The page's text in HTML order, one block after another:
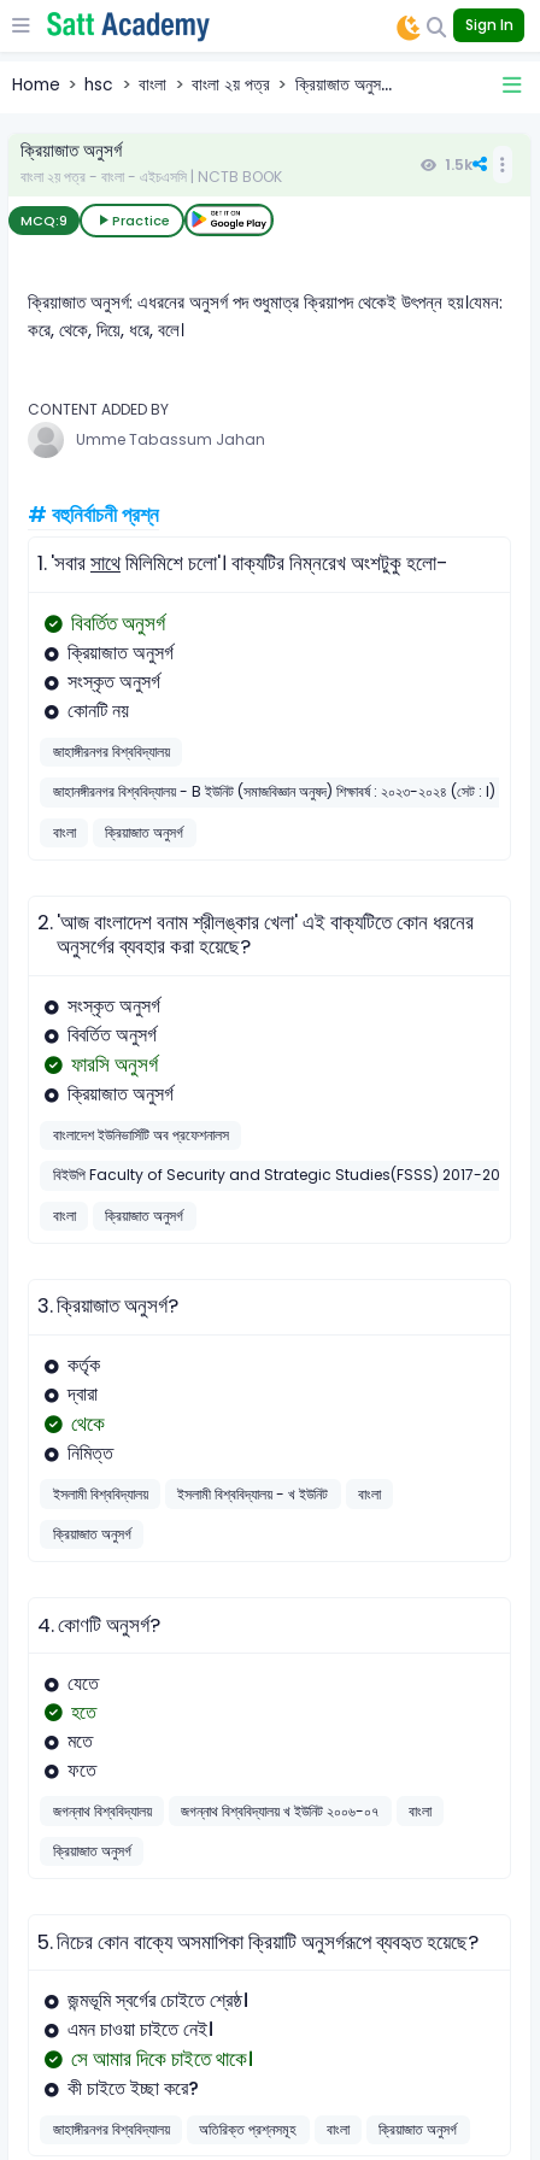
Sign In
Home hsc বাংলা বাংলা ২য় পত্র ক্রিয়াজাত অনুস...
ক্রিয়াজাত অনুসর্গ
বাংলা ২য় পত্র - বাংলা - এইচএসসি | NCTB BOOK
1.5k
MCQ:9 Practice
ক্রিয়াজাত অনুসর্গ: এধরনের অনুসর্গ পদ শুধুমাত্র ক্রিয়াপদ থেকেই উৎপন্ন হয়।যেমন:
করে, থেকে, দিয়ে, ধরে, বলে।
CONTENT ADDED BY
Umme Tabassum Jahan
# বহুনির্বাচনী প্রশ্ন
1.'সবারসাথেমিলিমিশে চলো'। বাক্যটির নিম্নরেখ অংশটুকু হলো-
বিবর্তিত অনুসর্গ
ক্রিয়াজাত অনুসর্গ
সংস্কৃত অনুসর্গ
কোনটি নয়
জাহাঙ্গীরনগর বিশ্ববিদ্যালয়
জাহানঙ্গীরনগর বিশ্ববিদ্যালয় - B ইউনিট (সমাজবিজ্ঞান অনুষদ) শিক্ষাবর্ষ : ২০২৩-২০২৪ (সেট : I)
বাংলা
ক্রিয়াজাত অনুসর্গ
2.'আজ বাংলাদেশ বনাম শ্রীলঙ্কার খেলা' এই বাক্যটিতে কোন ধরনের
অনুসর্গের ব্যবহার করা হয়েছে?
সংস্কৃত অনুসর্গ
বিবর্তিত অনুসর্গ
ফারসি অনুসর্গ
ক্রিয়াজাত অনুসর্গ
বাংলাদেশ ইউনিভার্সিটি অব প্রফেশনালস
বিইউপি Faculty of Security and Strategic Studies(FSSS) 2017-2018
বাংলা
ক্রিয়াজাত অনুসর্গ
3.ক্রিয়াজাত অনুসর্গ?
কর্তৃক
দ্বারা
থেকে
নিমিত্ত
ইসলামী বিশ্ববিদ্যালয় ইসলামী বিশ্ববিদ্যালয় - খ ইউনিট
বাংলা
ক্রিয়াজাত অনুসর্গ
4.কোণটি অনুসর্গ?
যেতে
হতে
মতে
ফতে
জগন্নাথ বিশ্ববিদ্যালয় জগন্নাথ বিশ্ববিদ্যালয় খ ইউনিট ২০০৬-০৭
বাংলা
ক্রিয়াজাত অনুসর্গ
5.নিচের কোন বাক্যে অসমাপিকা ক্রিয়াটি অনুসর্গরূপে ব্যবহৃত হয়েছে?
জন্মভূমি স্বর্গের চােইতে শ্রেষ্ঠ।
এমন চাওয়া চাইতে নেই।
সে আমার দিকে চাইতে থাকে।
কী চাইতে ইচ্ছা করে?
জাহাঙ্গীরনগর বিশ্ববিদ্যালয় অতিরিক্ত প্রশ্নসমূহ বাংলা ক্রিয়াজাত অনুসর্গ